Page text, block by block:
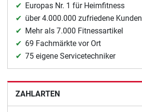
Europas Nr. 1 für Heimfitness
über 4.000.000 zufriedene Kunden
Mehr als 7.000 Fitnessartikel
69 Fachmärkte vor Ort
75 eigene Servicetechniker
ZAHLARTEN